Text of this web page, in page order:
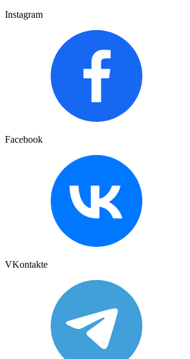
Instagram
Facebook
VKontakte